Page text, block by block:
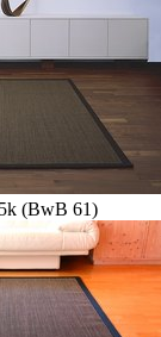
(BwB 61)